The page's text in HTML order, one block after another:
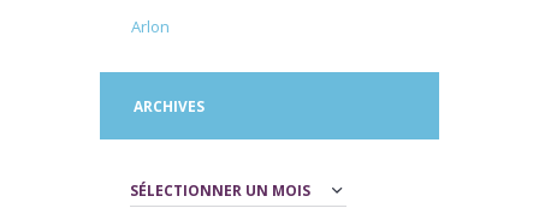
Arlon
ARCHIVES
Archives